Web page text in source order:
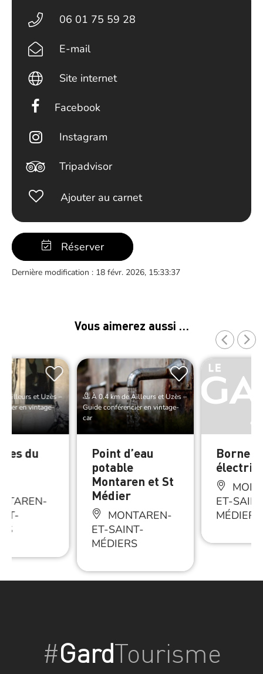
06 01 75 59 28
E-mail
Site internet
Facebook
Instagram
Tripadvisor
Ajouter au carnet
Réserver
Dernière modification : 18 févr. 2026, 15:33:37
Vous aimerez aussi …
Ailleurs et Uzès –
en vintage-
du
À 0.4 km de Ailleurs et Uzès –
Guide conférencier en vintage-
car
Point d’eau
potable
Montaren et St
Médier
MONTAREN-
ET-SAINT-
MÉDIERS
Borne
ET-
MÉDIERS
#GardTourisme